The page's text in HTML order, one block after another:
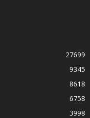
27699
9345
8618
6758
3998